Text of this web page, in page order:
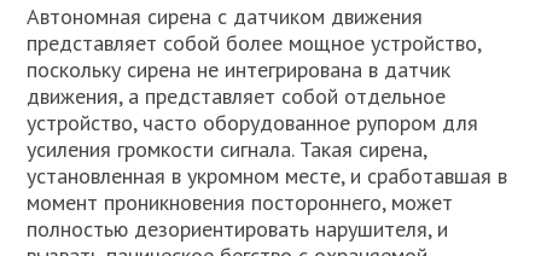
Автономная сирена с датчиком движения
представляет собой более мощное устройство,
поскольку сирена не интегрирована в датчик
движения, а представляет собой отдельное
устройство, часто оборудованное рупором для
усиления громкости сигнала. Такая сирена,
установленная в укромном месте, и сработавшая в
момент проникновения постороннего, может
полностью дезориентировать нарушителя, и